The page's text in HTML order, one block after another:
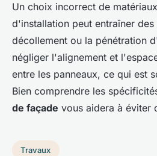
Un choix incorrect de
d'installation peut entraîner
décollement ou la pénétration
négliger l'alignement et
entre les panneaux, ce qui est
Bien comprendre les
de façade vous aidera à éviter
Travaux